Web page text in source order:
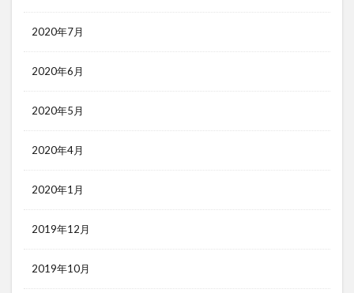
2020年7月
2020年6月
2020年5月
2020年4月
2020年1月
2019年12月
2019年10月